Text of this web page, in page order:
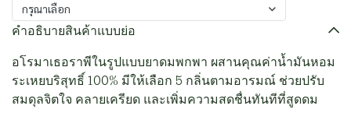
กรุณาเลือก
คำอธิบายสินค้าแบบย่อ
อโรมาเธอราพีในรูปแบบยาดมพกพา ผสานคุณค่าน้ำมันหอม
ระเหยบริสุทธิ์ 100% มีให้เลือก 5 กลิ่นตามอารมณ์ ช่วยปรับ
สมดุลจิตใจ คลายเครียด และเพิ่มความสดชื่นทันทีที่สูดดม